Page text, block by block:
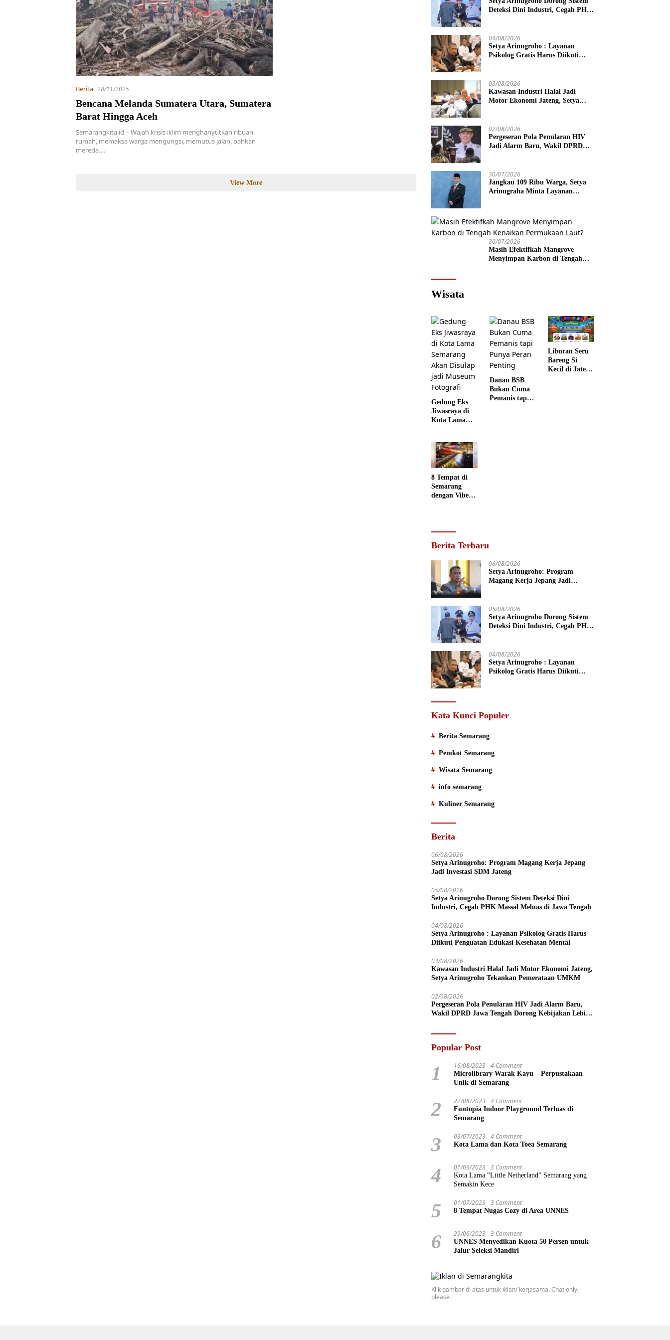
Berita 28/11/2025
Bencana Melanda Sumatera Utara, Sumatera
Barat Hingga Aceh
Semarangkita.id – Wajah krisis iklim menghanyutkan ribuan
rumah, memaksa warga mengungsi, memutus jalan, bahkan
mereda….
View More
Deteksi Dini Industri, Cegah PHK
04/08/2026
Setya Arinugroho : Layanan
Psikolog Gratis Harus Diikuti
03/08/2026
Kawasan Industri Halal Jadi
Motor Ekonomi Jateng, Setya
02/08/2026
Pergeseran Pola Penularan HIV
Jadi Alarm Baru, Wakil DPRD
30/07/2026
Jangkau 109 Ribu Warga, Setya
Arinugraha Minta Layanan
30/07/2026
Masih Efektifkah Mangrove
Menyimpan Karbon di Tengah
Wisata
Gedung Eks
Jiwasraya di
Kota Lama
jadi Museum
Fotografi
Danau BSB
Bukan Cuma
Pemanis tapi
Liburan Seru
Bareng Si
Kecil di Jateng
8 Tempat di
Semarang
dengan Vibes
Berita Terbaru
06/08/2026
Setya Arinugroho: Program
Magang Kerja Jepang Jadi
05/08/2026
Setya Arinugroho Dorong Sistem
Deteksi Dini Industri, Cegah PHK
04/08/2026
Setya Arinugroho : Layanan
Psikolog Gratis Harus Diikuti
Kata Kunci Populer
Berita Semarang
Pemkot Semarang
Wisata Semarang
info semarang
Kuliner Semarang
Berita
06/08/2026
Setya Arinugroho: Program Magang Kerja Jepang
Jadi Investasi SDM Jateng
05/08/2026
Setya Arinugroho Dorong Sistem Deteksi Dini
Industri, Cegah PHK Massal Meluas di Jawa Tengah
04/08/2026
Setya Arinugroho : Layanan Psikolog Gratis Harus
Diikuti Penguatan Edukasi Kesehatan Mental
03/08/2026
Kawasan Industri Halal Jadi Motor Ekonomi Jateng,
Setya Arinugroho Tekankan Pemerataan UMKM
02/08/2026
Pergeseran Pola Penularan HIV Jadi Alarm Baru,
Wakil DPRD Jawa Tengah Dorong Kebijakan Lebih
Popular Post
1 16/08/2023 4 Comment
Microlibrary Warak Kayu – Perpustakaan
Unik di Semarang
2 22/08/2023 4 Comment
Funtopia Indoor Playground Terluas di
Semarang
3 03/07/2023 4 Comment
Kota Lama dan Kota Toea Semarang
4 01/03/2023 3 Comment
Kota Lama “Little Netherland” Semarang yang
Semakin Kece
5 01/07/2023 3 Comment
8 Tempat Nugas Cozy di Area UNNES
6 29/06/2023 3 Comment
UNNES Menyedikan Kuota 50 Persen untuk
Jalur Seleksi Mandiri
Klik gambar di atas untuk iklan/ kerjasama. Chat only,
please